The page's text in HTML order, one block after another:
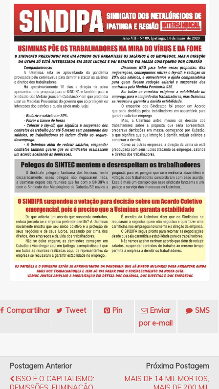
Compartilhar Tweet Pin
Enviar
por e-mail
SMS
Postagem Anterior
ISSO É O CAPITALISMO:
Próxima Postagem
MAIS DE 14 MIL MORTOS,